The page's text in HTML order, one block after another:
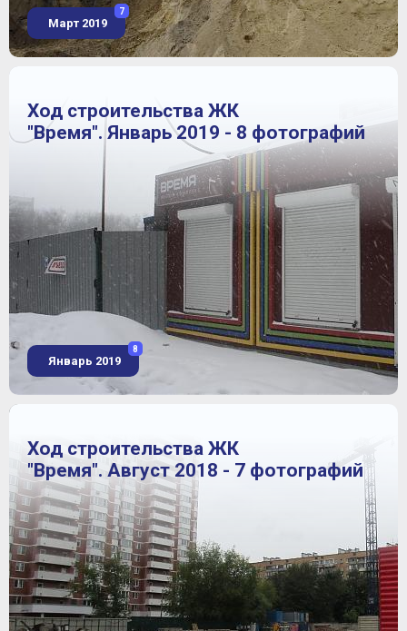
Март 2019
7
Ход строительства ЖК
"Время". Январь 2019 - 8 фотографий
Январь 2019
8
Ход строительства ЖК
"Время". Август 2018 - 7 фотографий